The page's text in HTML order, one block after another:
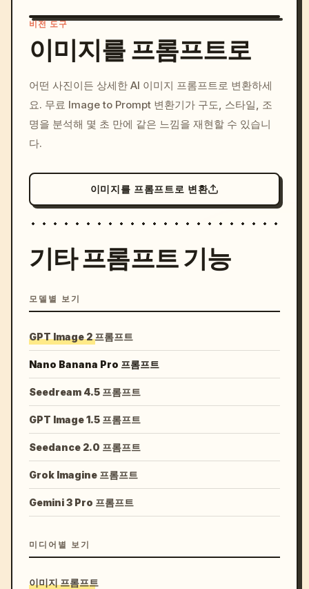
c, cyberpunk sunset, neon
colors, 8k --v 6.0
비전 도구
이미지를 프롬프트로
어떤 사진이든 상세한 AI 이미지 프롬프트로 변환하세
요. 무료 Image to Prompt 변환기가 구도, 스타일, 조
명을 분석해 몇 초 만에 같은 느낌을 재현할 수 있습니
다.
이미지를 프롬프트로 변환
기타 프롬프트 기능
모델별 보기
GPT Image 2 프롬프트
Nano Banana Pro 프롬프트
Seedream 4.5 프롬프트
GPT Image 1.5 프롬프트
Seedance 2.0 프롬프트
Grok Imagine 프롬프트
Gemini 3 Pro 프롬프트
미디어별 보기
이미지 프롬프트